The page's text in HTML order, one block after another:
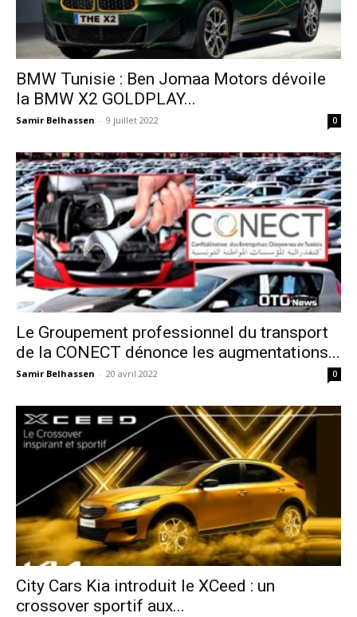
BMW Tunisie : Ben Jomaa Motors dévoile
la BMW X2 GOLDPLAY...
Samir Belhassen - 9 juillet 2022 0
Le Groupement professionnel du transport
de la CONECT dénonce les augmentations...
Samir Belhassen - 20 avril 2022 0
City Cars Kia introduit le XCeed : un
crossover sportif aux...